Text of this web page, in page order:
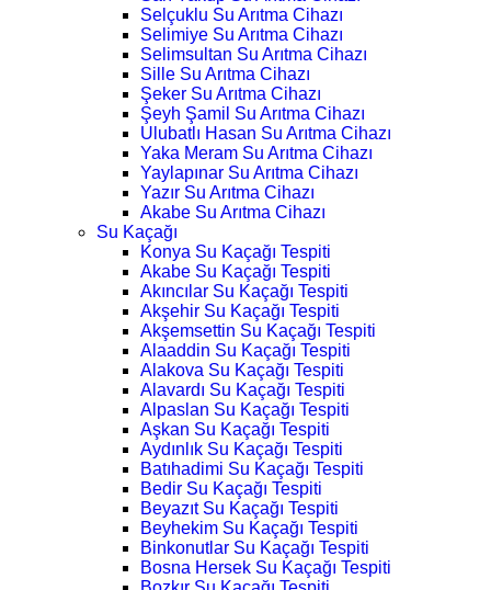
Selçuklu Su Arıtma Cihazı
Selimiye Su Arıtma Cihazı
Selimsultan Su Arıtma Cihazı
Sille Su Arıtma Cihazı
Şeker Su Arıtma Cihazı
Şeyh Şamil Su Arıtma Cihazı
Ulubatlı Hasan Su Arıtma Cihazı
Yaka Meram Su Arıtma Cihazı
Yaylapınar Su Arıtma Cihazı
Yazır Su Arıtma Cihazı
Akabe Su Arıtma Cihazı
Su Kaçağı
Konya Su Kaçağı Tespiti
Akabe Su Kaçağı Tespiti
Akıncılar Su Kaçağı Tespiti
Akşehir Su Kaçağı Tespiti
Akşemsettin Su Kaçağı Tespiti
Alaaddin Su Kaçağı Tespiti
Alakova Su Kaçağı Tespiti
Alavardı Su Kaçağı Tespiti
Alpaslan Su Kaçağı Tespiti
Aşkan Su Kaçağı Tespiti
Aydınlık Su Kaçağı Tespiti
Batıhadimi Su Kaçağı Tespiti
Bedir Su Kaçağı Tespiti
Beyazıt Su Kaçağı Tespiti
Beyhekim Su Kaçağı Tespiti
Binkonutlar Su Kaçağı Tespiti
Bosna Hersek Su Kaçağı Tespiti